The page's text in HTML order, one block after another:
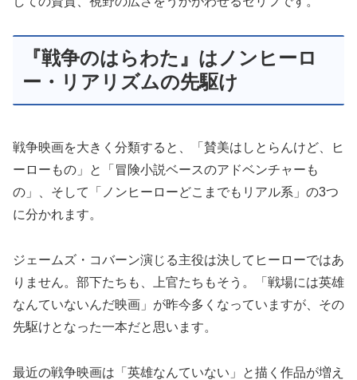
『戦争のはらわた』はノンヒーロ
ー・リアリズムの先駆け
戦争映画を大きく分類すると、「賛美はしとらんけど、ヒ
ーローもの」と「冒険小説ベースのアドベンチャーも
の」、そして「ノンヒーローどこまでもリアル系」の3つ
に分かれます。
ジェームズ・コバーン演じる主役は決してヒーローではあ
りません。部下たちも、上官たちもそう。「戦場には英雄
なんていないんだ映画」が昨今多くなっていますが、その
先駆けとなった一本だと思います。
最近の戦争映画は「英雄なんていない」と描く作品が増え